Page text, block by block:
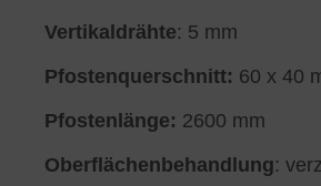
Vertikaldrähte: 5 mm
Pfostenquerschnitt: 60 x 40
Pfostenlänge: 2600 mm
Oberflächenbehandlung: